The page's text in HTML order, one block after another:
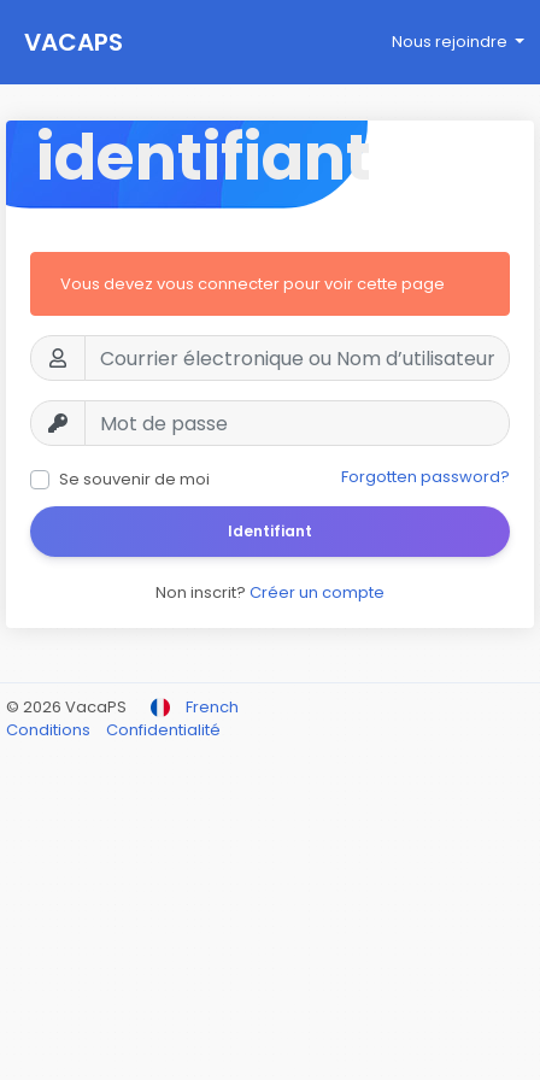
VACAPS Nous rejoindre
identifiant
Vous devez vous connecter pour voir cette page
Se souvenir de moi Forgotten password?
Identifiant
Non inscrit? Créer un compte
© 2026 VacaPS
French
Conditions
Confidentialité